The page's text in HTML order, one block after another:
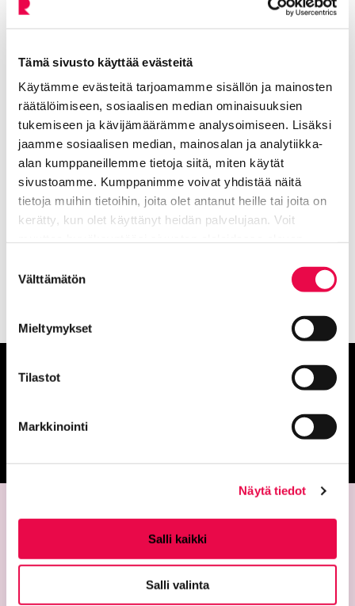
Tämä sivusto käyttää evästeitä
Käytämme evästeitä tarjoamamme sisällön ja mainosten
räätälöimiseen, sosiaalisen median ominaisuuksien
tukemiseen ja kävijämäärämme analysoimiseen. Lisäksi
jaamme sosiaalisen median, mainosalan ja analytiikka-
alan kumppaneillemme tietoja siitä, miten käytät
sivustoamme. Kumppanimme voivat yhdistää näitä
tietoja muihin tietoihin, joita olet antanut heille tai joita on
kerätty, kun olet käyttänyt heidän palvelujaan. Voit
valinta
Välttämätön
Mieltymykset
Tilastot
Markkinointi
Näytä tiedot
Salli kaikki
Salli valinta
Pilvi Ojala
,Merja
Sirkiä,Katja Taskinen,Tuire Toivola,Mirva
Valvanto
Juha Veltti ja Jana Výbornà-Turunen
Lisää aiheesta: Taidemuseon
menneet näyttelyt